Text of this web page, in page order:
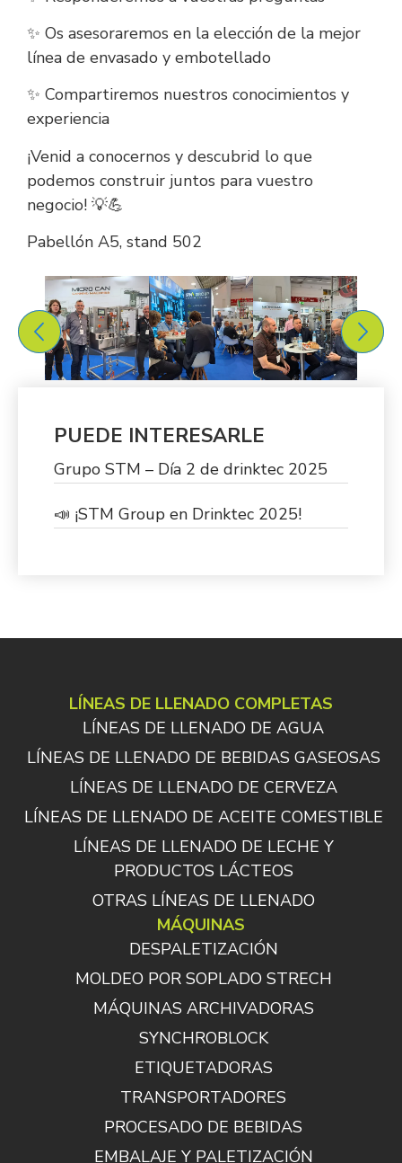
✨ Os asesoraremos en la elección de la mejor
línea de envasado y embotellado
✨ Compartiremos nuestros conocimientos y
experiencia
¡Venid a conocernos y descubrid lo que
podemos construir juntos para vuestro
negocio! 💡💪
Pabellón A5, stand 502
PUEDE INTERESARLE
Grupo STM – Día 2 de drinktec 2025
📣 ¡STM Group en Drinktec 2025!
LÍNEAS DE LLENADO COMPLETAS
LÍNEAS DE LLENADO DE AGUA
LÍNEAS DE LLENADO DE BEBIDAS GASEOSAS
LÍNEAS DE LLENADO DE CERVEZA
LÍNEAS DE LLENADO DE ACEITE COMESTIBLE
LÍNEAS DE LLENADO DE LECHE Y
PRODUCTOS LÁCTEOS
OTRAS LÍNEAS DE LLENADO
MÁQUINAS
DESPALETIZACIÓN
MOLDEO POR SOPLADO STRECH
MÁQUINAS ARCHIVADORAS
SYNCHROBLOCK
ETIQUETADORAS
TRANSPORTADORES
PROCESADO DE BEBIDAS
EMBALAJE Y PALETIZACIÓN